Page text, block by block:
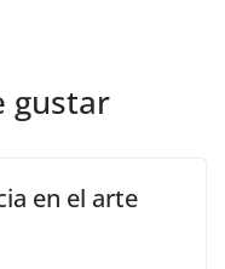
gustar
en el arte